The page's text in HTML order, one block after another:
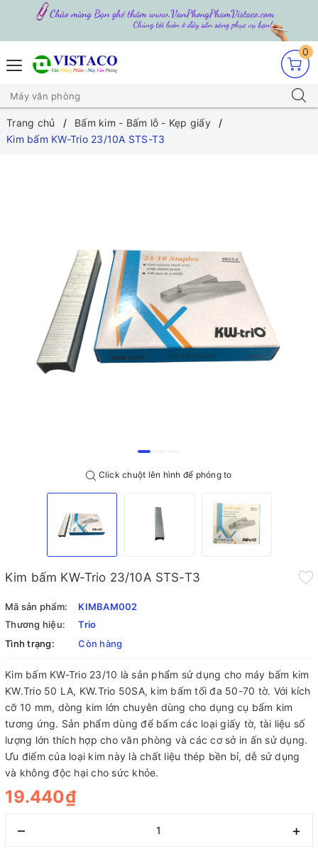
0
Trang chủ
Bấm kim - Bấm lỗ - Kẹp giấy
Kim bấm KW-Trio 23/10A STS-T3
Click chuột lên hình để phóng to
Kim bấm KW-Trio 23/10A STS-T3
Mã sản phẩm:
KIMBAM002
Thương hiệu:
Trio
Tình trạng:
Còn hàng
Kim bấm KW-Trio 23/10 là sản phẩm sử dụng cho máy bấm kim
KW.Trio 50 LA, KW.Trio 50SA, kim bấm tối đa 50-70 tờ. Với kích
cỡ 10 mm, dòng kim lớn chuyên dùng cho dụng cụ bấm kim
tương ứng. Sản phẩm dùng để bấm các loại giấy tờ, tài liệu số
lượng lớn thích hợp cho văn phòng và các cơ sở in ấn sử dụng.
Ưu điểm của loại kim này là chất liệu thép bền bỉ, dễ sử dụng
và không độc hại cho sức khỏe.
19.440₫
– +